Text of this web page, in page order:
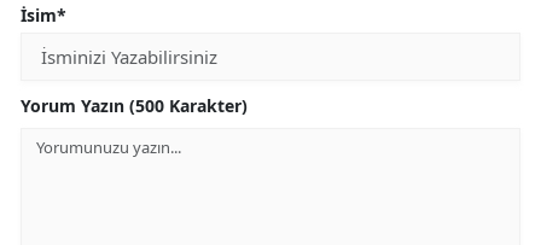
İsim*
Yorum Yazın (500 Karakter)